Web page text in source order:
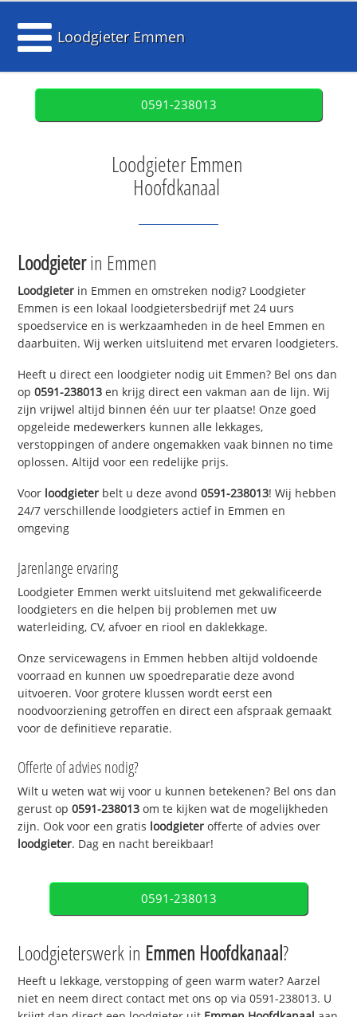
Loodgieter Emmen
0591-238013
Loodgieter Emmen
Hoofdkanaal
Loodgieterin Emmen
Loodgieter in Emmen en omstreken nodig? Loodgieter
Emmen is een lokaal loodgietersbedrijf met 24 uurs
spoedservice en is werkzaamheden in de heel Emmen en
daarbuiten. Wij werken uitsluitend met ervaren loodgieters.
Heeft u direct een loodgieter nodig uit Emmen? Bel ons dan
op0591-238013 en krijg direct een vakman aan de lijn. Wij
zijn vrijwel altijd binnen één uur ter plaatse! Onze goed
opgeleide medewerkers kunnen alle lekkages,
verstoppingen of andere ongemakken vaak binnen no time
oplossen. Altijd voor een redelijke prijs.
Voor loodgieter belt u deze avond0591-238013! Wij hebben
24/7 verschillende loodgieters actief in Emmen en
omgeving
Jarenlange ervaring
Loodgieter Emmen werkt uitsluitend met gekwalificeerde
loodgieters en die helpen bij problemen met uw
waterleiding, CV, afvoer en riool en daklekkage.
Onze servicewagens in Emmen hebben altijd voldoende
voorraad en kunnen uw spoedreparatie deze avond
uitvoeren. Voor grotere klussen wordt eerst een
noodvoorziening getroffen en direct een afspraak gemaakt
voor de definitieve reparatie.
Offerte of advies nodig?
Wilt u weten wat wij voor u kunnen betekenen? Bel ons dan
gerust op0591-238013 om te kijken wat de mogelijkheden
zijn. Ook voor een gratis loodgieter offerte of advies over
loodgieter. Dag en nacht bereikbaar!
0591-238013
Loodgieterswerk in Emmen Hoofdkanaal?
Heeft u lekkage, verstopping of geen warm water? Aarzel
niet en neem direct contact met ons op via 0591-238013. U